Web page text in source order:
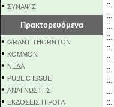
• ΣΥΝΑΨΙΣ
Πρακτορευόμενα
• GRANT THORNTON
• KOMMON
• NEΔΑ
• PUBLIC ISSUE
• ΑΝΑΓΝΩΣΤΗΣ
• ΕΚΔΟΣΕΙΣ ΠΙΡΟΓΑ
::.
::.
::.
::.
::.
::.
::.
::.
::.
::.